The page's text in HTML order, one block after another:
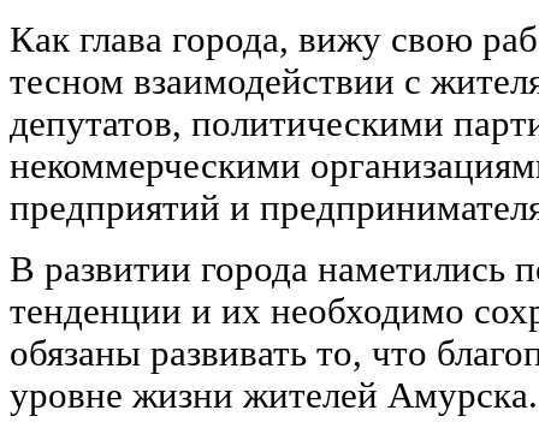
Как глава города, вижу свою
тесном взаимодействии с
депутатов, политическими
некоммерческими
предприятий и
В развитии города наметились
тенденции и их необходимо
обязаны развивать то, что
уровне жизни жителей Амурска.